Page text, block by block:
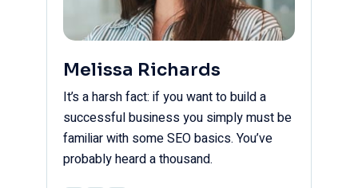
Melissa Richards
It’s a harsh fact: if you want to build a
successful business you simply must be
familiar with some SEO basics. You’ve
probably heard a thousand.